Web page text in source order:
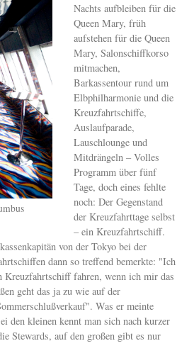
Nachts aufbleiben für die
Queen Mary, früh
aufstehen für die Queen
Mary, Salonschiffkorso
mitmachen,
Barkassentour rund um
Elbphilharmonie und die
Kreuzfahrtschiffe,
Auslaufparade,
Lauschlounge und
Mitdrängeln – Volles
Programm über fünf
Tage, doch eines fehlte
noch: Der Gegenstand
der Kreuzfahrttage selbst
– ein Kreuzfahrtschiff.
von der Tokyo bei der
dann so treffend bemerkte: "Ich
Kreuzfahrtschiff fahren, wenn ich mir das
geht das ja zu wie auf der
Was er meinte
den kleinen kennt man sich nach kurzer
Stewards, auf den großen gibt es nur